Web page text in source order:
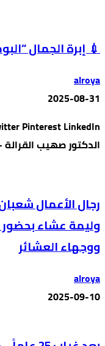
💉 إبرة الجمال
alroya
2025-08-31
الدكتور صهيب
رجال الأعمال
وليمة عشاء
ووجهاء العشائر
alroya
2025-09-10